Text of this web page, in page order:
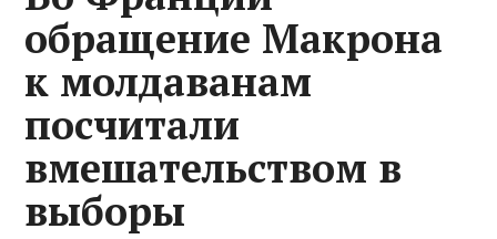
обращение Макрона
к молдаванам
посчитали
вмешательством в
выборы